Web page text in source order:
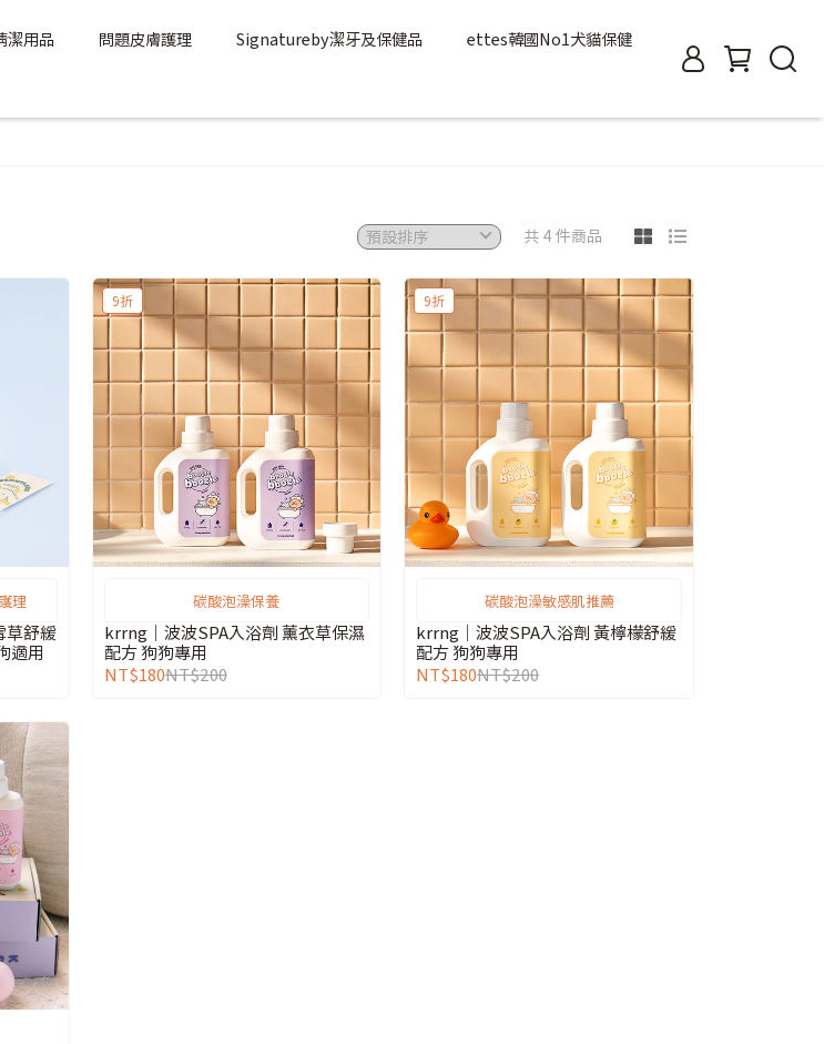
潔用品 問題皮膚護理 Signatureby潔牙及保健品
ettes韓國No1犬貓保健
共 4 件商品
理
草舒緩
適用
9折
碳酸泡澡保養
krrng｜波波SPA入浴劑 薰衣草保濕
配方 狗狗專用
NT$180NT$200
9折
碳酸泡澡敏感肌推薦
krrng｜波波SPA入浴劑 黃檸檬舒緩
配方 狗狗專用
NT$180NT$200